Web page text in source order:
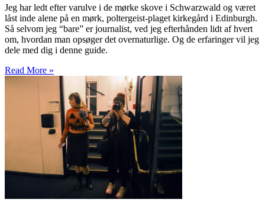
Jeg har ledt efter varulve i de mørke skove i Schwarzwald og været
låst inde alene på en mørk, poltergeist-plaget kirkegård i Edinburgh.
Så selvom jeg “bare” er journalist, ved jeg efterhånden lidt af hvert
om, hvordan man opsøger det overnaturlige. Og de erfaringer vil jeg
dele med dig i denne guide.
Read More »